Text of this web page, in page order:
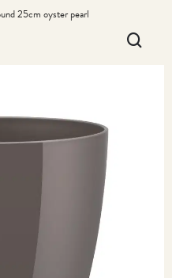
25cm oyster pearl